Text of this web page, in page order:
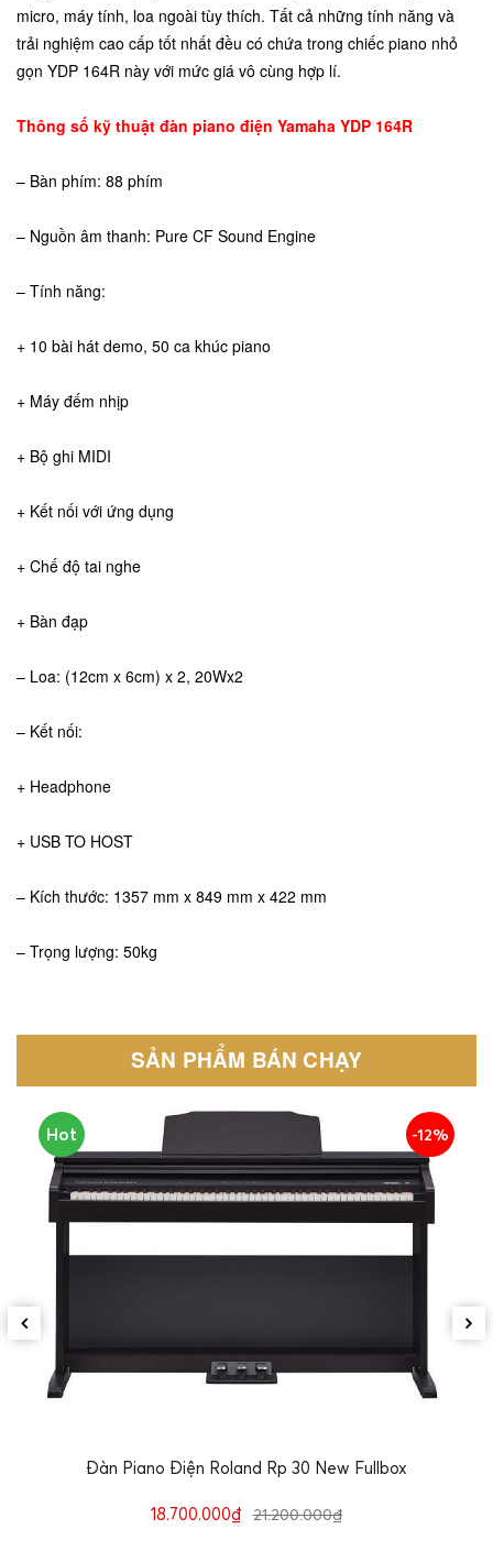
micro, máy tính, loa ngoài tùy thích. Tất cả những tính năng và
trải nghiệm cao cấp tốt nhất đều có chứa trong chiếc piano nhỏ
gọn YDP 164R này với mức giá vô cùng hợp lí.
Thông số kỹ thuật đàn piano điện Yamaha YDP 164R
– Bàn phím: 88 phím
– Nguồn âm thanh: Pure CF Sound Engine
– Tính năng:
+ 10 bài hát demo, 50 ca khúc piano
+ Máy đếm nhịp
+ Bộ ghi MIDI
+ Kết nối với ứng dụng
+ Chế độ tai nghe
+ Bàn đạp
– Loa: (12cm x 6cm) x 2, 20Wx2
– Kết nối:
+ Headphone
+ USB TO HOST
– Kích thước: 1357 mm x 849 mm x 422 mm
– Trọng lượng: 50kg
SẢN PHẨM BÁN CHẠY
Hot -12%
Đàn Piano Điện Roland Rp 30 New Fullbox
18.700.000₫ 21.200.000₫